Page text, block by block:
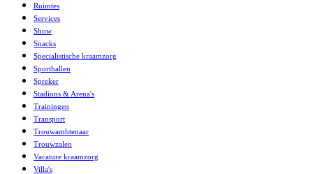
Ruimtes
Services
Show
Snacks
Specialistische kraamzorg
Sporthallen
Spreker
Stadions & Arena's
Trainingen
Transport
Trouwambtenaar
Trouwzalen
Vacature kraamzorg
Villa's